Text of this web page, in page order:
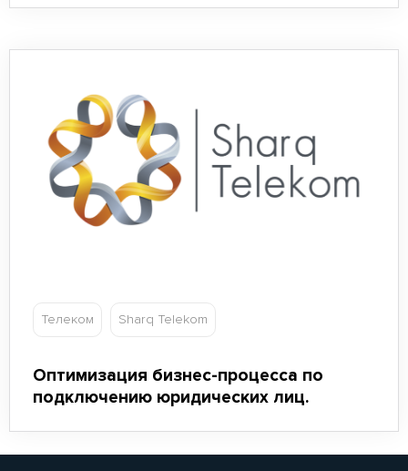
Телеком Sharq Telekom
Оптимизация бизнес-процесса по
подключению юридических лиц.